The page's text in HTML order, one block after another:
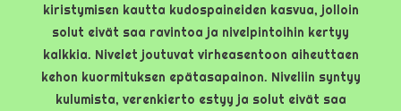
kiristymisen kautta kudospaineiden kasvua, jolloin
solut eivät saa ravintoa ja nivelpintoihin kertyy
kalkkia. Nivelet joutuvat virheasentoon aiheuttaen
kehon kuormituksen epätasapainon. Niveliin syntyy
kulumista, verenkierto estyy ja solut eivät saa